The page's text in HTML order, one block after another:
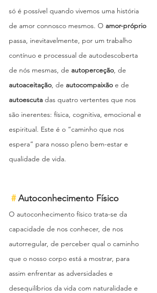
só é possível quando vivemos uma história
de amor connosco mesmos. O amor-próprio
passa, inevitavelmente, por um trabalho
contínuo e processual de autodescoberta
de nós mesmas, de autoperceção, de
autoaceitação, de autocompaixão e de
autoescuta das quatro vertentes que nos
são inerentes: física, cognitiva, emocional e
espiritual. Este é o “caminho que nos
espera” para nosso pleno bem-estar e
qualidade de vida.
# Autoconhecimento Físico
O autoconhecimento físico trata-se da
capacidade de nos conhecer, de nos
autorregular, de perceber qual o caminho
que o nosso corpo está a mostrar, para
assim enfrentar as adversidades e
desequilíbrios da vida com naturalidade e